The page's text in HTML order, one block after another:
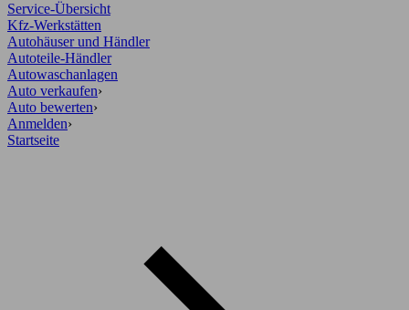
Service-Übersicht
Kfz-Werkstätten
Autohäuser und Händler
Autoteile-Händler
Autowaschanlagen
Auto verkaufen›
Auto bewerten›
Anmelden›
Startseite